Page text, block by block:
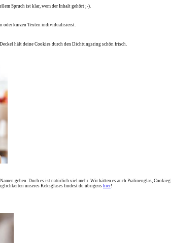
Spruch ist klar, wem der Inhalt gehört ;-).
oder kurzen Texten individualisierst.
hält deine Cookies durch den Dichtungsring schön frisch.
geben. Doch es ist natürlich viel mehr. Wir hätten es auch Pralinenglas,
unseres Keksglases findest du übrigens hier!